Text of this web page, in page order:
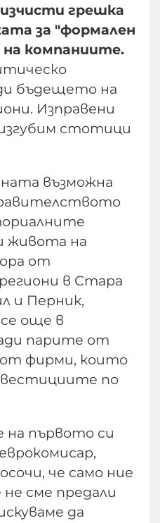
грешка
за "формален
на компаниите.
бъдещето на
Изправени
стотици
възможна
живота на
от
в Стара
и Перник,
още в
парите от
от фирми, които
по
на първото си
че само ние
сме предали
да